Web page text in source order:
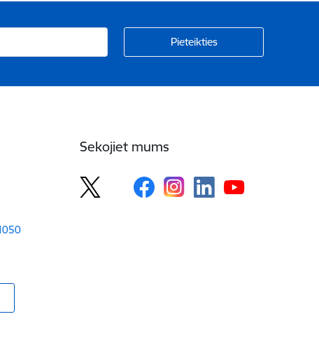
Sekojiet mums